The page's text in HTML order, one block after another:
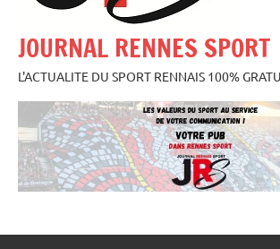
JOURNAL RENNES SPORT
L'ACTUALITE DU SPORT RENNAIS 100%